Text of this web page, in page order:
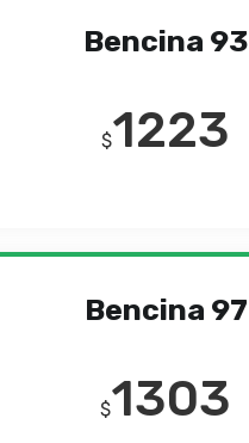
Bencina 93
$1223
Bencina 97
$1303